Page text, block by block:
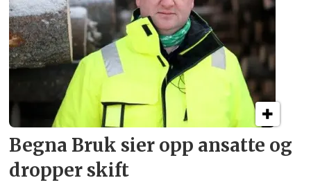
Begna Bruk sier opp ansatte og
dropper skift